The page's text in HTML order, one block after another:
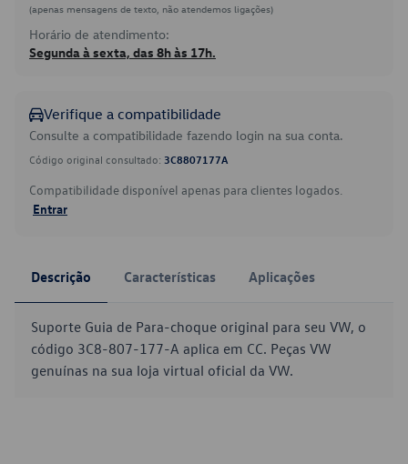
(apenas mensagens de texto, não atendemos ligações)
Horário de atendimento:
Segunda à sexta, das 8h às 17h.
Verifique a compatibilidade
Consulte a compatibilidade fazendo login na sua conta.
Código original consultado: 3C8807177A
Compatibilidade disponível apenas para clientes logados.
Entrar
Descrição Características Aplicações
Suporte Guia de Para-choque original para seu VW, o
código 3C8-807-177-A aplica em CC. Peças VW
genuínas na sua loja virtual oficial da VW.